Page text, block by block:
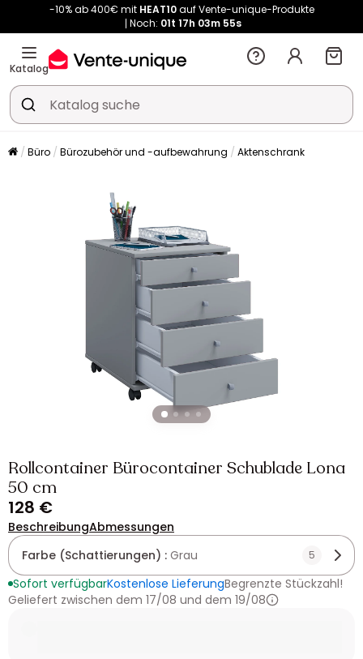
Noch:01t 17h 03m54s
Kauf-unique wird zu Vente-unique - Gleicher Shop, neuer Name!
-10% ab 400€ mit
auf Vente-unique-Produkte
Noch:01t17h
Katalog
Büro Bürozubehör und -aufbewahrung Aktenschrank
Rollcontainer Bürocontainer Schublade Lona
50 cm
128 €
BeschreibungAbmessungen
Farbe (Schattierungen) : Grau 5
Sofort verfügbarKostenlose LieferungBegrenzte Stückzahl!
Geliefert zwischen dem 17/08 und dem 19/08